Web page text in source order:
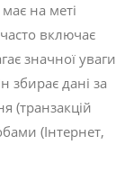
на меті
включає
значної уваги
дані за
(транзакцій
(Інтернет,